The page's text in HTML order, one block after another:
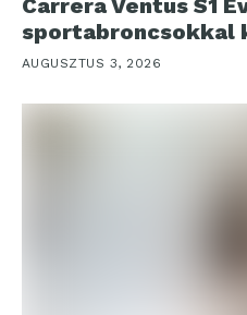
Carrera Ventus S1
sportabroncsokkal
AUGUSZTUS 3, 2026